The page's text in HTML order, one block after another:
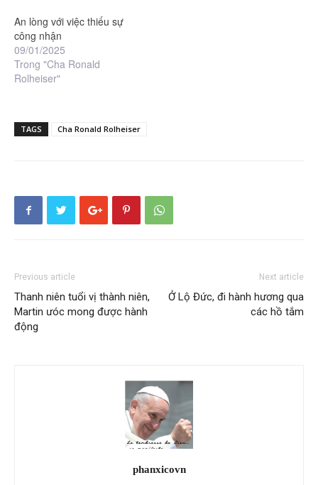
An lòng với việc thiếu sự
công nhận
09/01/2025
Trong "Cha Ronald
Rolheiser"
TAGS Cha Ronald Rolheiser
Previous article
Thanh niên tuổi vị thành niên,
Martin ưóc mong được hành
động
Next article
Ở Lộ Đức, đi hành hương qua
các hồ tắm
phanxicovn